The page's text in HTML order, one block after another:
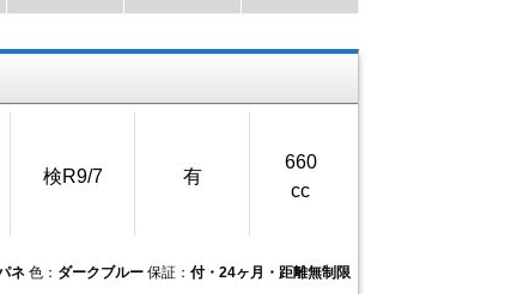
検R9/7 有
660
cc
ネ 色： ダークブルー 保証： 付・24ヶ月・距離無制限